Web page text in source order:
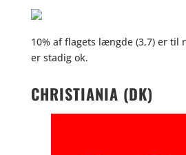
10% af flagets længde (3,7) er til
er stadig ok.
CHRISTIANIA (DK)